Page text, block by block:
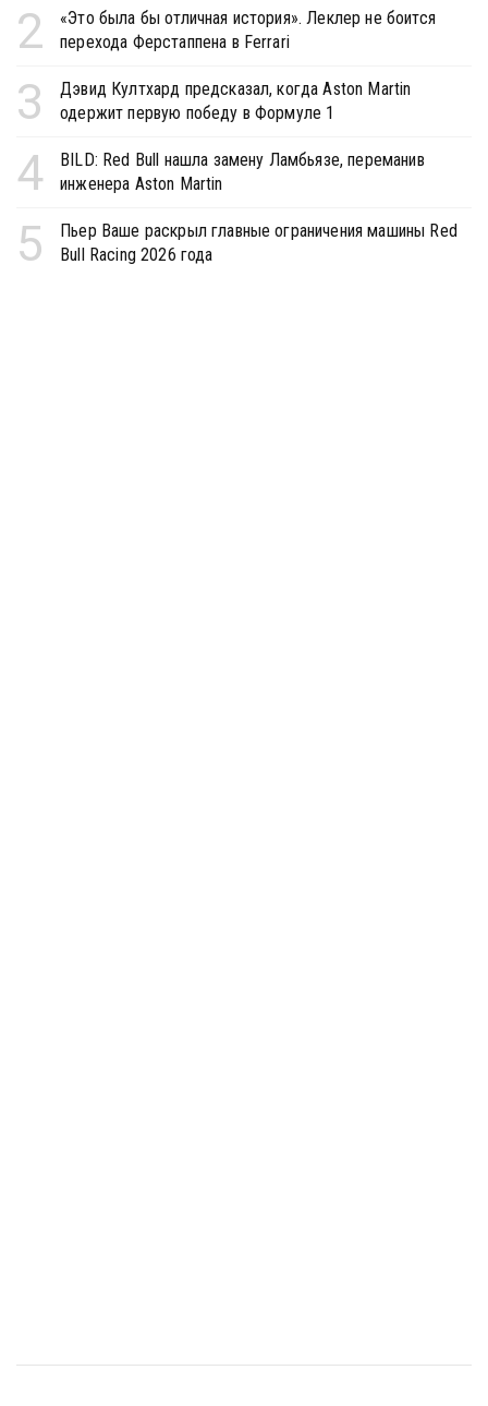
2
«Это была бы отличная история». Леклер не боится
перехода Ферстаппена в Ferrari
3
Дэвид Култхард предсказал, когда Aston Martin
одержит первую победу в Формуле 1
4
BILD: Red Bull нашла замену Ламбьязе, переманив
инженера Aston Martin
5
Пьер Ваше раскрыл главные ограничения машины Red
Bull Racing 2026 года